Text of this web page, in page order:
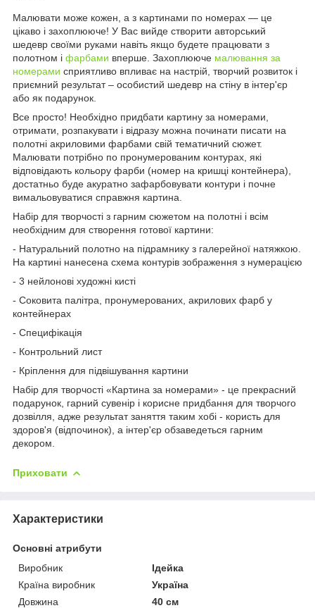
Малювати може кожен, а з картинами по номерах — це
цікаво і захоплююче! У Вас вийде створити авторський
шедевр своїми руками навіть якщо будете працювати з
полотном і фарбами вперше. Захоплююче малювання за
номерами сприятливо впливає на настрій, творчий розвиток і
приємний результат – особистий шедевр на стіну в інтер'єр
або як подарунок.
Все просто! Необхідно придбати картину за номерами,
отримати, розпакувати і відразу можна починати писати на
полотні акриловими фарбами свій тематичний сюжет.
Малювати потрібно по пронумерованим контурах, які
відповідають кольору фарби (номер на кришці контейнера),
достатньо буде акуратно зафарбовувати контури і почне
вимальовуватися справжня картина.
Набір для творчості з гарним сюжетом на полотні і всім
необхідним для створення готової картини:
- Натуральний полотно на підрамнику з галерейної натяжкою.
На картині нанесена схема контурів зображення з нумерацією
- 3 нейлонові художні кисті
- Соковита палітра, пронумерованих, акрилових фарб у
контейнерах
- Специфікація
- Контрольний лист
- Кріплення для підвішування картини
Набір для творчості «Картина за номерами» - це прекрасний
подарунок, гарний сувенір і корисне придбання для творчого
дозвілля, адже результат заняття таким хобі - користь для
здоров'я (відпочинок), а інтер'єр обзаведеться гарним
декором.
Приховати
Характеристики
Основні атрибути
Виробник
Ідейка
Країна виробник
Україна
Довжина
40 см